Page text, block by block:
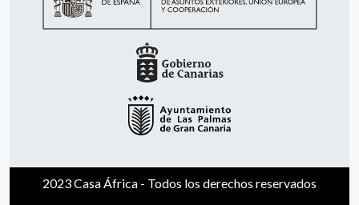
2023 Casa África - Todos los derechos reservados